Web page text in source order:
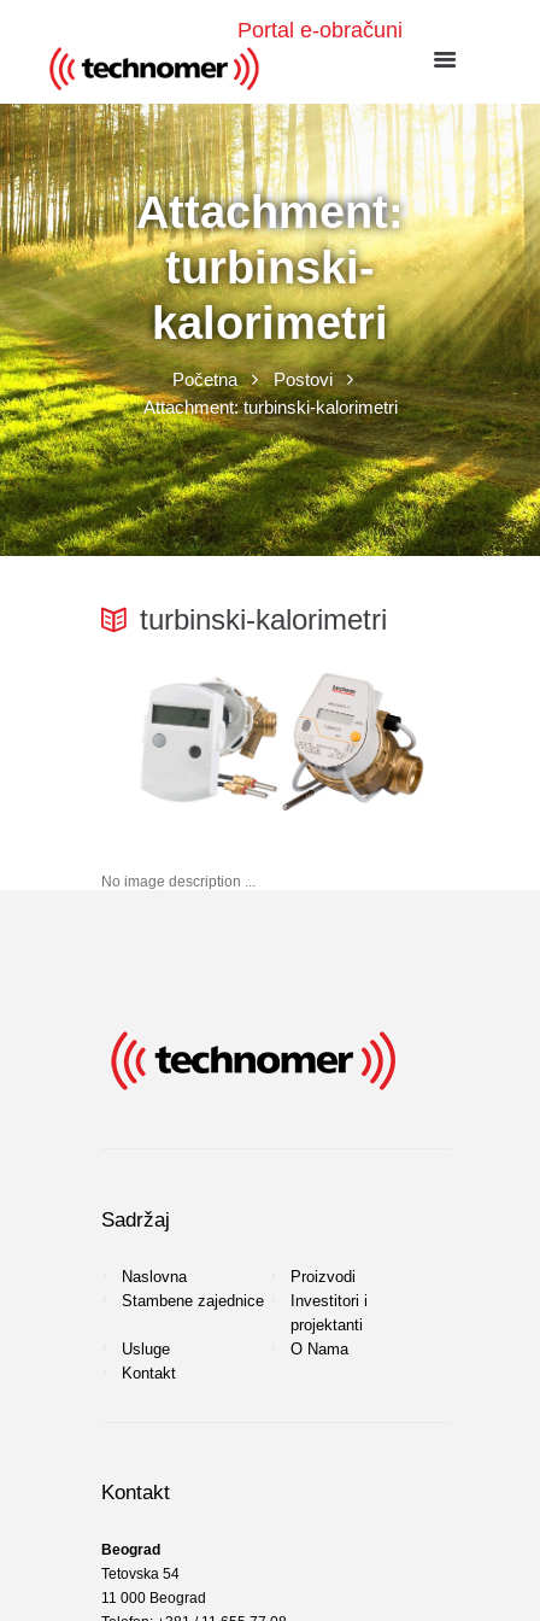
Portal e-obračuni
Attachment:
turbinski-
kalorimetri
Početna
Postovi
Attachment: turbinski-kalorimetri
turbinski-kalorimetri
No image description ...
Sadržaj
Naslovna
Proizvodi
Stambene zajednice
Investitori i
projektanti
Usluge
O Nama
Kontakt
Kontakt
Beograd
Tetovska 54
11 000 Beograd